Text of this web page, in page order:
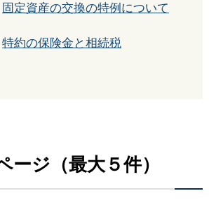
固定資産の交換の特例について
特約の保険金と相続税
ージ（最大５件）